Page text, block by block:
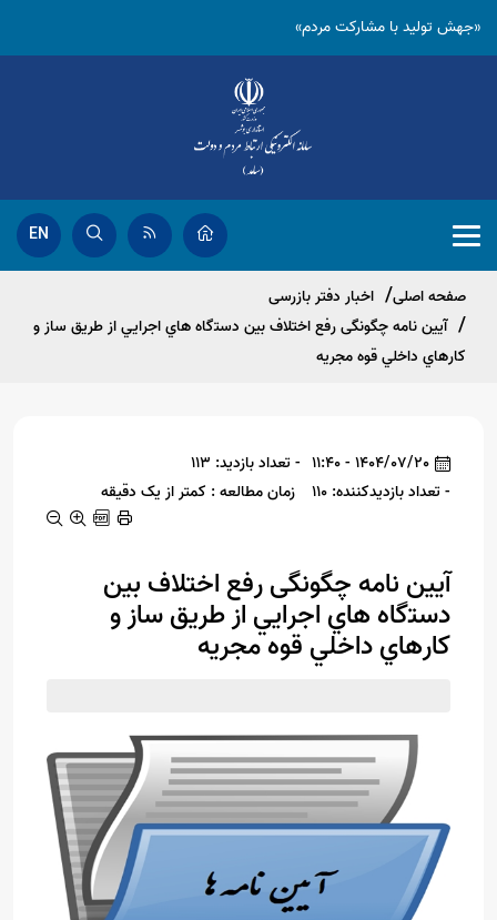
«جهش تولید با مشارکت مردم»
EN
صفحه اصلی
اخبار دفتر بازرسی
ﺁﻳﻴﻦ ﻧﺎﻣﻪ چگونگی ﺭﻓﻊ ﺍﺧﺘﻼﻑ ﺑﻴﻦ ﺩﺳﺘگاﻩ ﻫﺎﻱ ﺍﺟﺮﺍﻳﻲ ﺍﺯ ﻃﺮﻳﻖ ﺳﺎﺯ ﻭ
ﻛﺎﺭﻫﺎﻱ ﺩﺍﺧﻠﻲ ﻗﻮﻩ ﻣﺠﺮﻳﻪ
1404/07/20 - 11:40
- تعداد بازدید: 113
- تعداد بازدیدکننده: 110
زمان مطالعه : کمتر از یک دقیقه
ﺁﻳﻴﻦ ﻧﺎﻣﻪ چگونگی ﺭﻓﻊ ﺍﺧﺘﻼﻑ ﺑﻴﻦ
ﺩﺳﺘگاﻩ ﻫﺎﻱ ﺍﺟﺮﺍﻳﻲ ﺍﺯ ﻃﺮﻳﻖ ﺳﺎﺯ ﻭ
ﻛﺎﺭﻫﺎﻱ ﺩﺍﺧﻠﻲ ﻗﻮﻩ ﻣﺠﺮﻳﻪ